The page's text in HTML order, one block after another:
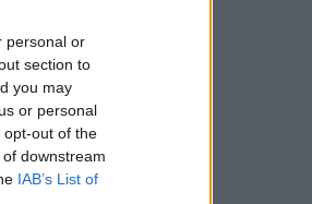
personal or
section to
you may
or personal
opt-out of the
downstream
IAB’s List of